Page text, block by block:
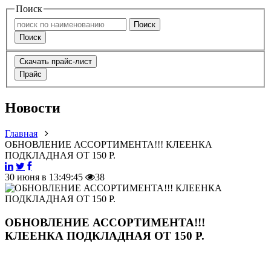
Поиск
Поиск
Поиск
Скачать прайс-лист
Прайс
Новости
Главная
ОБНОВЛЕНИЕ АССОРТИМЕНТА!!! КЛЕЕНКА
ПОДКЛАДНАЯ ОТ 150 Р.
30 июня в 13:49:45 38
ОБНОВЛЕНИЕ АССОРТИМЕНТА!!!
КЛЕЕНКА ПОДКЛАДНАЯ ОТ 150 Р.